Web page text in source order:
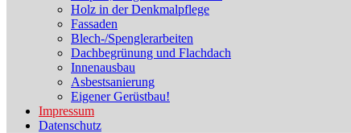
Holz in der Denkmalpflege
Fassaden
Blech-/Spenglerarbeiten
Dachbegrünung und Flachdach
Innenausbau
Asbestsanierung
Eigener Gerüstbau!
Impressum
Datenschutz